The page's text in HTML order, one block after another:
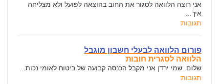
אני רוצה הלוואה לסגור את החוב בהוצאה לפועל ולא מצליחה
איך...
תגובות
פורום הלוואה לבעלי חשבון מוגבל
הלוואה לסגרית חובות
שלום. שמי ירדן אני מקבל הכנסה קבועה של ביטוח לאומי נכות...
תגובות